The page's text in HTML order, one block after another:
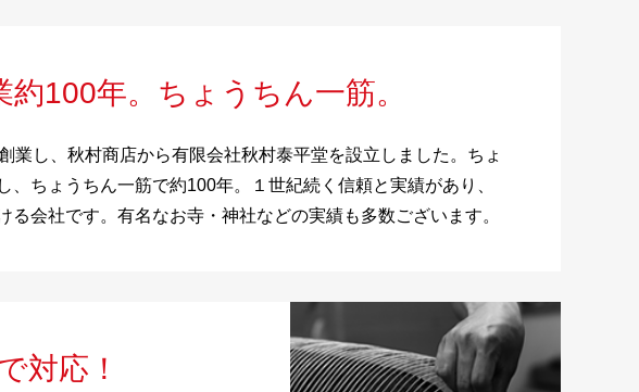
約100年。ちょうちん一筋。
業し、秋村商店から有限会社秋村泰平堂を設立しました。ちょ
、ちょうちん一筋で約100年。１世紀続く信頼と実績があり、
る会社です。有名なお寺・神社などの実績も多数ございます。
対応！